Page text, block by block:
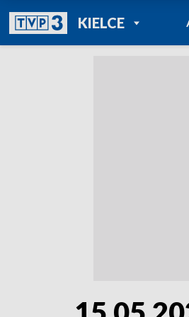
KIELCEPOWRÓT DO
TVP REGIONY